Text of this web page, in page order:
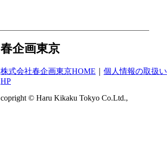
春企画東京
株式会社春企画東京HOME 個人情報の取扱い
HP
copright © Haru Kikaku Tokyo Co.Ltd.,